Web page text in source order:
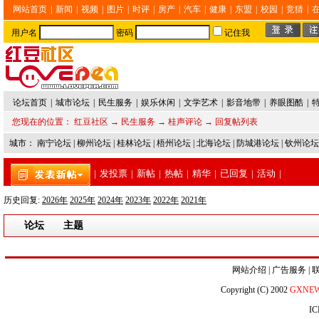
网站首页 新闻 视频 图片 时评 房产 汽车 健康 东盟 校园 竞猜
用户名 密码 记住我
论坛首页 城市论坛 民生服务 娱乐休闲 文学艺术 影音地带 养眼图酷
您现在的位置： 红豆社区 → 民生服务 → 桂声评论 → 回复帖列表
城市： 南宁论坛 柳州论坛 桂林论坛 梧州论坛 北海论坛 防城港论坛 钦州论坛
| 发投票 | 新帖 | 热帖 | 精华 | 已回复 | 活动 |
历史回复: 2026年 2025年 2024年 2023年 2022年 2021年
论坛 主题
网站介绍 广告服务
Copyright (C) 2002